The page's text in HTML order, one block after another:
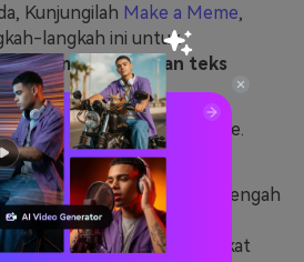
Kunjungilah Make a Meme,
langkah ini untuk
meme dengan teks
yang akan dijadikan meme.
letakkan di beranda
Anda, atau klik halaman tengah
apa pun yang ingin Anda
dari penyimpanan perangkat